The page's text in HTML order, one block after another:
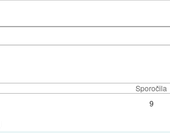
Sporočila
9